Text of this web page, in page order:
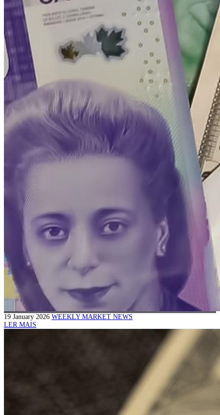
19 January 2026 WEEKLY MARKET NEWS
LER MAIS